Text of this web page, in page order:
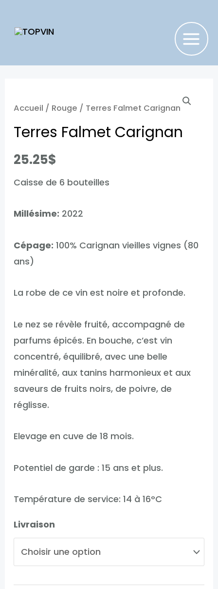
MAIN
Accueil / Rouge / Terres Falmet Carignan​
Terres Falmet Carignan​
25.25$
Caisse de 6 bouteilles
Millésime: 2022
Cépage: 100% Carignan vieilles vignes (80
ans)
La robe de ce vin est noire et profonde.
Le nez se révèle fruité, accompagné de
parfums épicés. En bouche, c’est vin
concentré, équilibré, avec une belle
minéralité, aux tanins harmonieux et aux
saveurs de fruits noirs, de poivre, de
réglisse.
Elevage en cuve de 18 mois.
Potentiel de garde : 15 ans et plus.
Température de service: 14 à 16°C
Livraison